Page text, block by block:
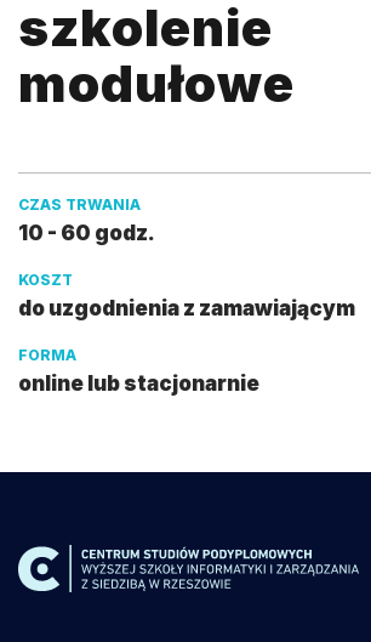
szkolenie
modułowe
CZAS TRWANIA
10 - 60 godz.
KOSZT
do uzgodnienia z zamawiającym
FORMA
online lub stacjonarnie